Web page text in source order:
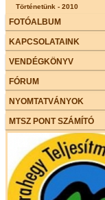
Történetünk - 2010
FOTÓALBUM
KAPCSOLATAINK
VENDÉGKÖNYV
FÓRUM
NYOMTATVÁNYOK
MTSZ PONT SZÁMÍTÓ